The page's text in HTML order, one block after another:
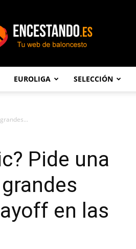
EUROLIGA SELECCIÓN
Pide una
en las